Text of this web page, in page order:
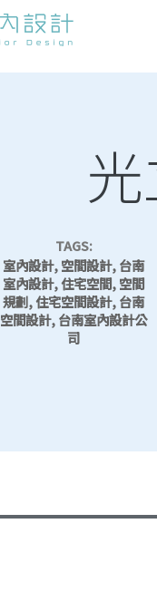
TAGS:
室內設計, 空間設計, 台南
室內設計, 住宅空間, 空間
規劃, 住宅空間設計, 台南
空間設計, 台南室內設計公
司